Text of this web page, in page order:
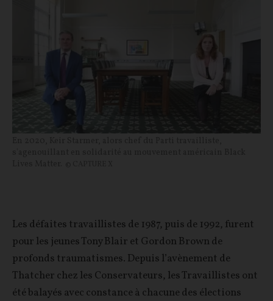
Les défaites travaillistes de 1987, puis de 1992, furent
pour les jeunes Tony Blair et Gordon Brown de
profonds traumatismes. Depuis l’avènement de
Thatcher chez les Conservateurs, les Travaillistes ont
été balayés avec constance à chacune des élections